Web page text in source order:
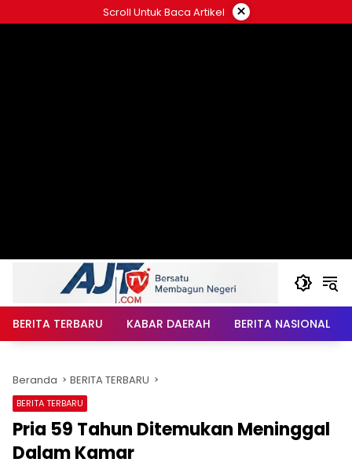
ke
Scroll Untuk Baca Artikel ×
BERITA TERBARU KABAR DAERAH BERITA NASIONAL
Beranda BERITA TERBARU
BERITA TERBARU
Pria 59 Tahun Ditemukan Meninggal
Dalam Kamar